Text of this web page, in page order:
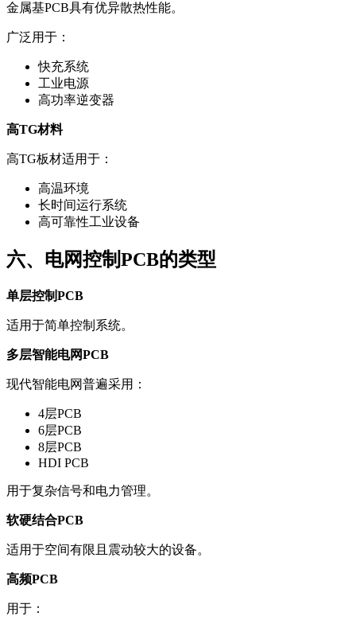
金属基PCB具有优异散热性能。
广泛用于：
快充系统
工业电源
高功率逆变器
高TG材料
高TG板材适用于：
高温环境
长时间运行系统
高可靠性工业设备
六、电网控制PCB的类型
单层控制PCB
适用于简单控制系统。
多层智能电网PCB
现代智能电网普遍采用：
4层PCB
6层PCB
8层PCB
HDI PCB
用于复杂信号和电力管理。
软硬结合PCB
适用于空间有限且震动较大的设备。
高频PCB
用于：